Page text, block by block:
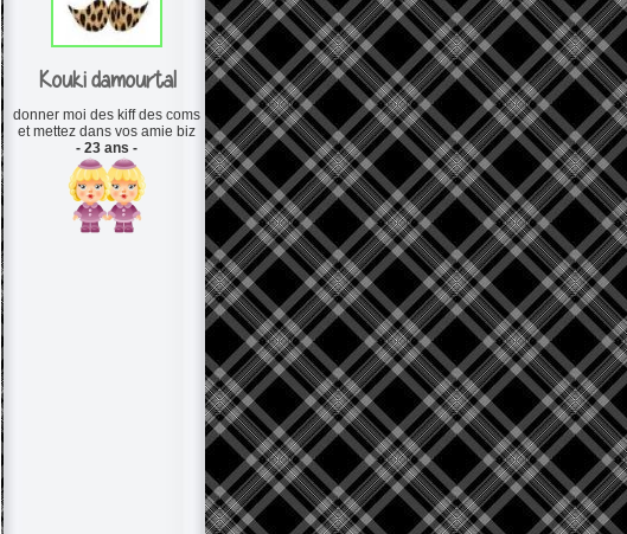
Kouki damourtal
donner moi des kiff des coms
et mettez dans vos amie biz
- 23 ans -